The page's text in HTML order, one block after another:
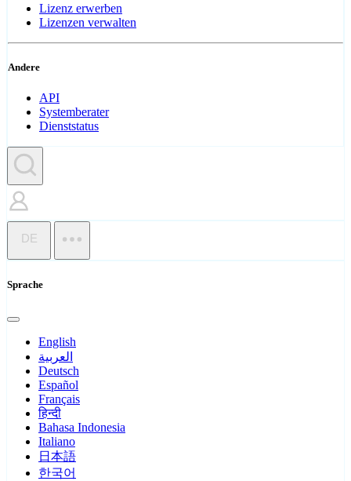
Lizenz erwerben
Lizenzen verwalten
Andere
API
Systemberater
Dienststatus
DE
Sprache
English
العربية
Deutsch
Español
Français
हिन्दी
Bahasa Indonesia
Italiano
日本語
한국어